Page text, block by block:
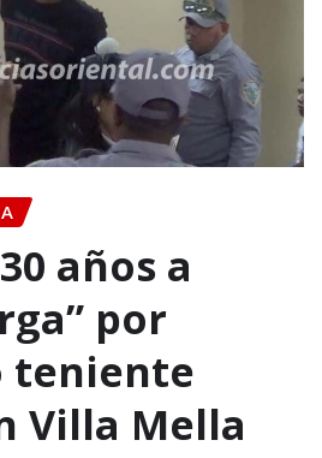
años a
por
teniente
Villa Mella